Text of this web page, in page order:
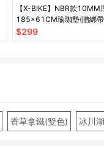
【X-BIKE】NBR款10MM
185×61CM瑜珈墊(贈綁
袋、皮拉提斯球)YG16
$299
香草拿鐵(雙色) 冰川